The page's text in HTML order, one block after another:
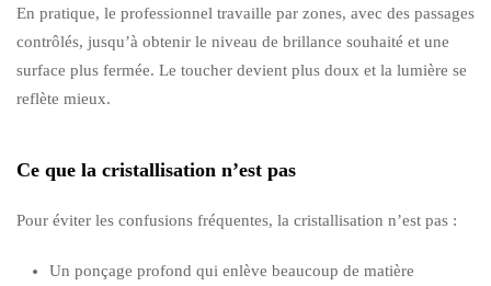
En pratique, le professionnel travaille par zones, avec des passages
contrôlés, jusqu’à obtenir le niveau de brillance souhaité et une
surface plus fermée. Le toucher devient plus doux et la lumière se
reflète mieux.
Ce que la cristallisation n’est pas
Pour éviter les confusions fréquentes, la cristallisation n’est pas :
Un ponçage profond qui enlève beaucoup de matière